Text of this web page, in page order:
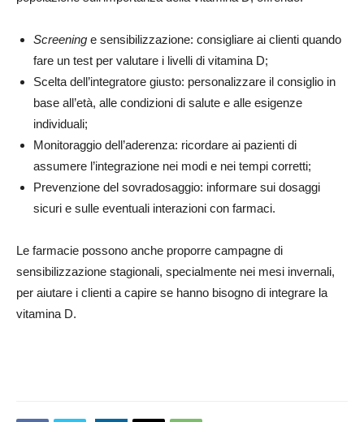
Screening e sensibilizzazione: consigliare ai clienti quando
fare un test per valutare i livelli di vitamina D;
Scelta dell’integratore giusto: personalizzare il consiglio in
base all’età, alle condizioni di salute e alle esigenze
individuali;
Monitoraggio dell’aderenza: ricordare ai pazienti di
assumere l’integrazione nei modi e nei tempi corretti;
Prevenzione del sovradosaggio: informare sui dosaggi
sicuri e sulle eventuali interazioni con farmaci.
Le farmacie possono anche proporre campagne di
sensibilizzazione stagionali, specialmente nei mesi invernali,
per aiutare i clienti a capire se hanno bisogno di integrare la
vitamina D.